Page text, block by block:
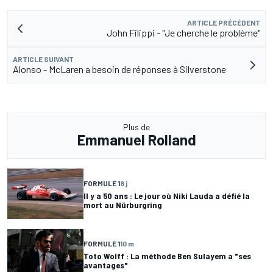
ARTICLE PRÉCÉDENT
John Filippi - "Je cherche le problème"
ARTICLE SUIVANT
Alonso - McLaren a besoin de réponses à Silverstone
Plus de
Emmanuel Rolland
FORMULE 18 j
Il y a 50 ans : Le jour où Niki Lauda a défié la
mort au Nürburgring
FORMULE 110 m
Toto Wolff : La méthode Ben Sulayem a "ses
avantages"